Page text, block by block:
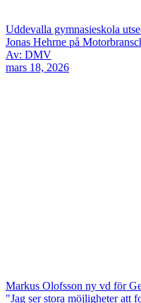
Uddevalla gymnasieskola
Jonas Hehrne på
Av: DMV
mars 18, 2026
Markus Olofsson ny vd för
"Jag ser stora möjligheter att